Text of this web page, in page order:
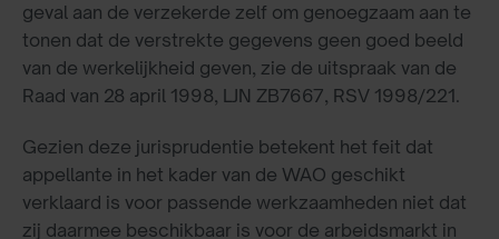
geval aan de verzekerde zelf om genoegzaam aan te
tonen dat de verstrekte gegevens geen goed beeld
van de werkelijkheid geven, zie de uitspraak van de
Raad van 28 april 1998, LJN ZB7667, RSV 1998/221.
Gezien deze jurisprudentie betekent het feit dat
appellante in het kader van de WAO geschikt
verklaard is voor passende werkzaamheden niet dat
zij daarmee beschikbaar is voor de arbeidsmarkt in